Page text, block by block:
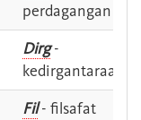
perdagangan
Dirg-
kedirgantaraan
Fil- filsafat